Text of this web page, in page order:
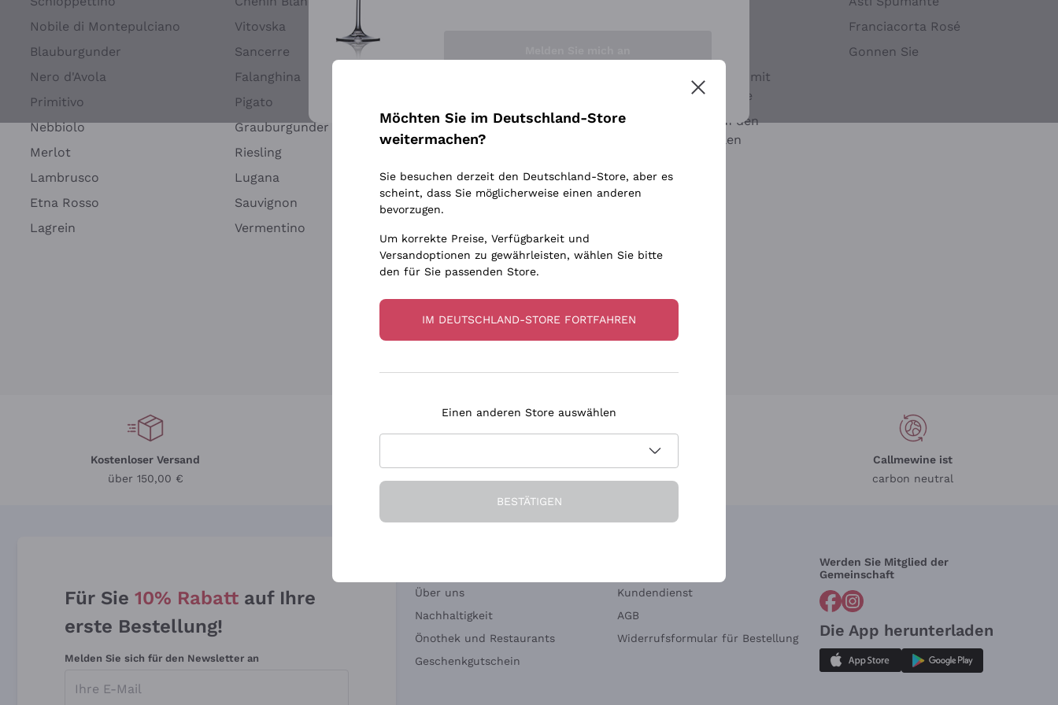
Nobile di Montepulciano
Blauburgunder
Nero d'Avola
Primitivo
Nebbiolo
Merlot
Lambrusco
Etna Rosso
Lagrein
Vitovska
Sancerre
Falanghina
Pigato
Grauburgunder
Riesling
Lugana
Sauvignon
Vermentino
Ca' dei Frati
Biondi Santi
Quintarelli Giuseppe
Rinaldi Giuseppe
Egly Ouriet
Jacquesson
Agrapart
Ohne Sulfit oder mit
minimalen Sulfite
Maischung auf den
Traubenschalen
Franciacorta Rosé
Gonnen Sie
Kostenloser Versand
über 150,00 €
in Deutschland
in 3 Raten
Callmewine ist
carbon neutral
Für Sie 10% Rabatt auf Ihre
erste Bestellung!
Melden Sie sich für den Newsletter an
Über uns
Nachhaltigkeit
Önothek und Restaurants
Geschenkgutschein
Kundendienst
AGB
Widerrufsformular für Bestellung
Werden Sie Mitglied der
Gemeinschaft
Die App herunterladen
Möchten Sie im Deutschland-Store
weitermachen?
Sie besuchen derzeit den Deutschland-Store, aber es
scheint, dass Sie möglicherweise einen anderen
bevorzugen.
Um korrekte Preise, Verfügbarkeit und
Versandoptionen zu gewährleisten, wählen Sie bitte
den für Sie passenden Store.
IM DEUTSCHLAND-STORE FORTFAHREN
Einen anderen Store auswählen
BESTÄTIGEN